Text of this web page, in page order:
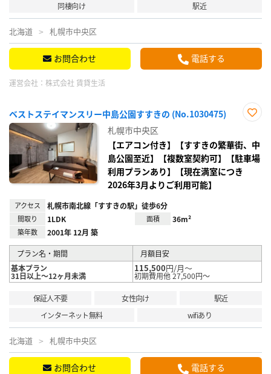
同棲向け
駅近
北海道 札幌市中央区
お問合わせ 電話する
運営会社： 株式会社 賃貸生活
ベストステイマンスリー中島公園すすきの (No.1030475)
り登
録
札幌市中央区
【エアコン付き】【すすきの繁華街、中
島公園至近】【複数室契約可】【駐車場
利用プランあり】【現在満室につき
2026年3月よりご利用可能】
アクセス 札幌市南北線「すすきの駅」徒歩6分
間取り 1LDK 面積 36m²
築年数 2001年 12月 築
プラン名・期間
月額目安
基本プラン
31日以上～12ヶ月未満
115,500円/月～
初期費用他 27,500円～
保証人不要 女性向け
駅近
インターネット無料
wifiあり
北海道 札幌市中央区
お問合わせ 電話する